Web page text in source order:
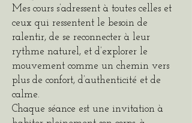
Mes cours s’adressent à toutes celles et
ceux qui ressentent le besoin de
ralentir, de se reconnecter à leur
rythme naturel, et d’explorer le
mouvement comme un chemin vers
plus de confort, d’authenticité et de
calme.
Chaque séance est une invitation à